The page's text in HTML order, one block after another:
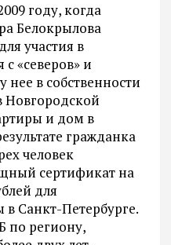
году, когда
Белокрылова
участия в
«северов» и
нее в собственности
Новгородской
и дом в
гражданка
человек
сертификат на
для
Санкт-Петербурге.
по региону,